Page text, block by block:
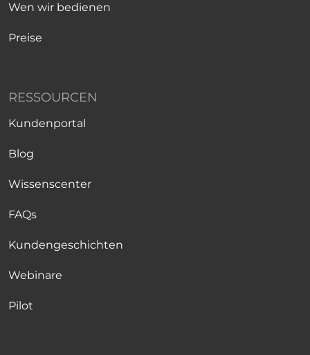
Wen wir bedienen
Preise
RESSOURCEN
Kundenportal
Blog
Wissenscenter
FAQs
Kundengeschichten
Webinare
Pilot